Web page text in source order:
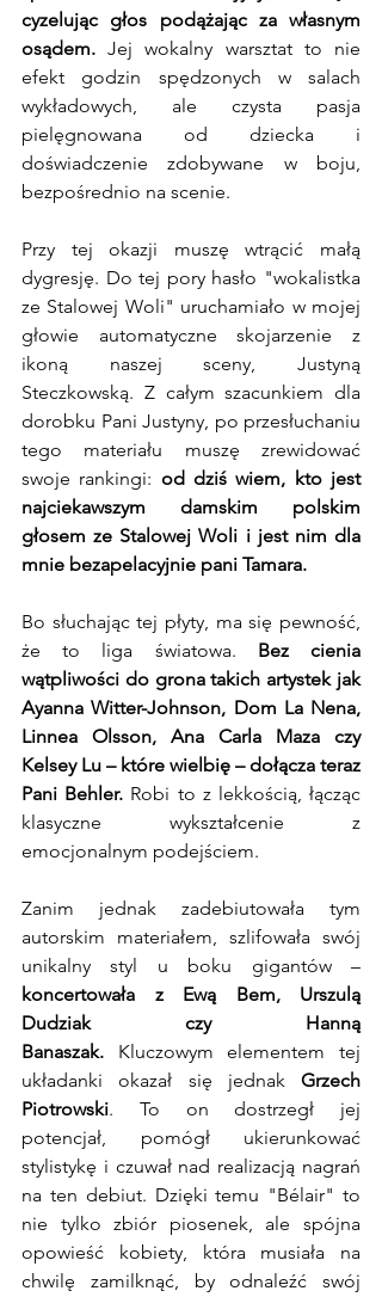
cyzelując głos podążając za własnym
osądem. Jej wokalny warsztat to nie
efekt godzin spędzonych w salach
wykładowych, ale czysta pasja
pielęgnowana od dziecka i
doświadczenie zdobywane w boju,
bezpośrednio na scenie.
Przy tej okazji muszę wtrącić małą
dygresję. Do tej pory hasło "wokalistka
ze Stalowej Woli" uruchamiało w mojej
głowie automatyczne skojarzenie z
ikoną naszej sceny, Justyną
Steczkowską. Z całym szacunkiem dla
dorobku Pani Justyny, po przesłuchaniu
tego materiału muszę zrewidować
swoje rankingi: od dziś wiem, kto jest
najciekawszym damskim polskim
głosem ze Stalowej Woli i jest nim dla
mnie bezapelacyjnie pani Tamara.
Bo słuchając tej płyty, ma się pewność,
że to liga światowa. Bez cienia
wątpliwości do grona takich artystek jak
Ayanna Witter-Johnson, Dom La Nena,
Linnea Olsson, Ana Carla Maza czy
Kelsey Lu – które wielbię – dołącza teraz
Pani Behler. Robi to z lekkością, łącząc
klasyczne wykształcenie z
emocjonalnym podejściem.
Zanim jednak zadebiutowała tym
autorskim materiałem, szlifowała swój
koncertowała z Ewą Bem, Urszulą
Dudziak czy Hanną
Banaszak. Kluczowym elementem tej
układanki okazał się jednak Grzech
Piotrowski. To on dostrzegł jej
potencjał, pomógł ukierunkować
stylistykę i czuwał nad realizacją nagrań
na ten debiut. Dzięki temu "Bélair" to
nie tylko zbiór piosenek, ale spójna
opowieść kobiety, która musiała na
chwilę zamilknąć, by odnaleźć swój